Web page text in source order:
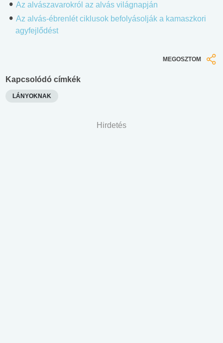
Az alvászavarokról az alvás világnapján
Az alvás-ébrenlét ciklusok befolyásolják a kamaszkori
agyfejlődést
MEGOSZTOM
Kapcsolódó címkék
LÁNYOKNAK
Hirdetés